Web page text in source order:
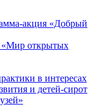
акция «Добрый
«Мир открытых
в интересах
и детей-сирот